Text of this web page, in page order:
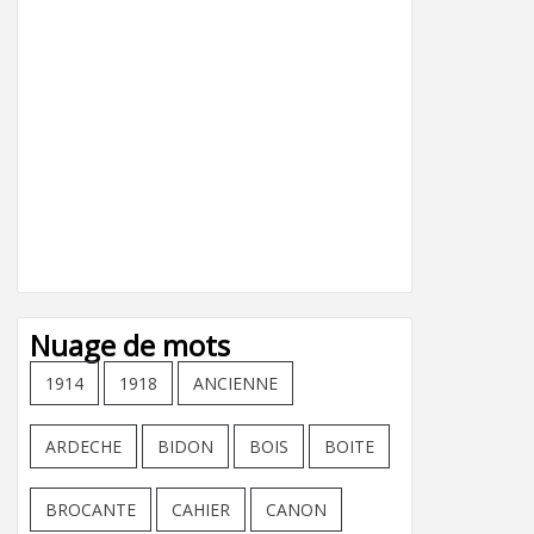
Nuage de mots
1914 1918 ANCIENNE
ARDECHE BIDON BOIS BOITE
BROCANTE CAHIER CANON